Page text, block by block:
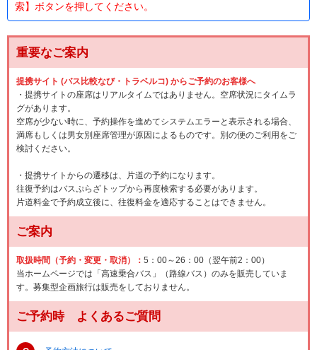
索】ボタンを押してください。
重要なご案内
提携サイト (バス比較なび・トラベルコ) からご予約のお客様へ
・提携サイトの座席はリアルタイムではありません。空席状況にタイムラ
グがあります。
空席が少ない時に、予約操作を進めてシステムエラーと表示される場合、
満席もしくは男女別座席管理が原因によるものです。別の便のご利用をご
検討ください。
・提携サイトからの遷移は、片道の予約になります。
往復予約はバスぷらざトップから再度検索する必要があります。
片道料金で予約成立後に、往復料金を適応することはできません。
ご案内
取扱時間（予約・変更・取消）： 5：00～26：00（翌午前2：00）
当ホームページでは「高速乗合バス」（路線バス）のみを販売していま
す。募集型企画旅行は販売をしておりません。
ご予約時 よくあるご質問